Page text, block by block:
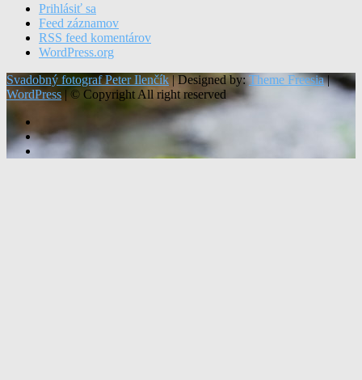
Prihlásiť sa
Feed záznamov
RSS feed komentárov
WordPress.org
Svadobný fotograf Peter Ilenčík| Designed by:Theme Freesia|
WordPress| © Copyright All right reserved
svadba
svadobný